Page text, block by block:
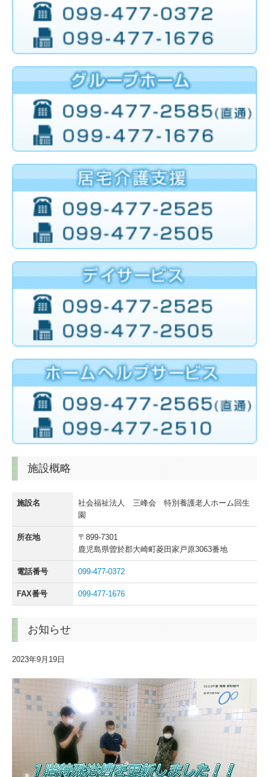
施設概略
施設名
社会福祉法人 三峰会 特別養護老人ホーム回生
園
所在地
〒899-7301
鹿児島県曽於郡大崎町菱田家戸原3063番地
電話番号 099-477-0372
FAX番号 099-477-1676
お知らせ
2023年9月19日